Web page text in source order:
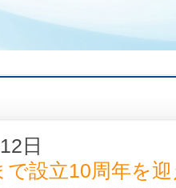
日
で設立10周年を